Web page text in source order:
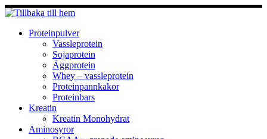
Hoppa
till
innehållProteinpulver
Vassleprotein
Sojaprotein
Äggprotein
Whey – vassleprotein
Proteinpannkakor
Proteinbars
Kreatin
Kreatin Monohydrat
Aminosyror